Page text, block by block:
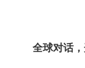
全球对话